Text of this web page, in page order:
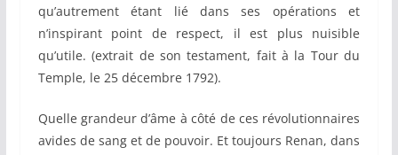
qu’autrement étant lié dans ses opérations et
n’inspirant point de respect, il est plus nuisible
qu’utile. (extrait de son testament, fait à la Tour du
Temple, le 25 décembre 1792).
Quelle grandeur d’âme à côté de ces révolutionnaires
avides de sang et de pouvoir. Et toujours Renan, dans